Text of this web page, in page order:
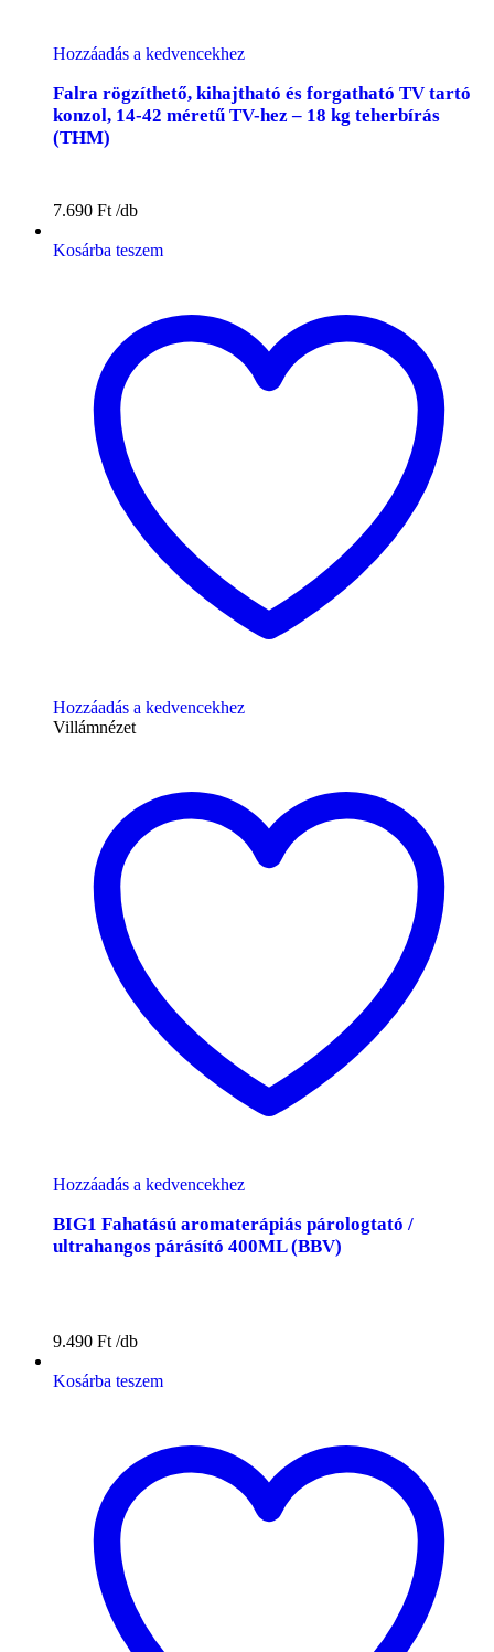
Hozzáadás a kedvencekhez
Falra rögzíthető, kihajtható és forgatható TV tartó
konzol, 14-42 méretű TV-hez – 18 kg teherbírás
(THM)
7.690 Ft
Kosárba teszem
Hozzáadás a kedvencekhez
Villámnézet
Hozzáadás a kedvencekhez
BIG1 Fahatású aromaterápiás párologtató /
ultrahangos párásító 400ML (BBV)
9.490 Ft
Kosárba teszem